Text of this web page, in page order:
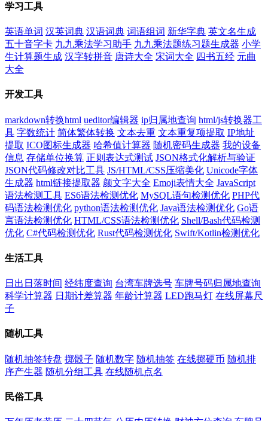
学习工具
英语单词 汉英词典 汉语词典 词语组词 新华字典 英文名生成
五十音字卡 九九乘法学习助手 九九乘法题练习题生成器 小学
生计算题生成 汉字转拼音 唐诗大全 宋词大全 四书五经 元曲
大全
开发工具
markdown转换html ueditor编辑器 ip归属地查询 html/js转换器工
具 字数统计 简体繁体转换 文本去重 文本重复项提取 IP地址
提取 ICO图标生成器 哈希值计算器 随机密码生成器 我的设备
信息 存储单位换算 正则表达式测试 JSON格式化解析与验证
JSON代码修改对比工具 JS/HTML/CSS压缩美化 Unicode字体
生成器 html链接提取器 颜文字大全 Emoji表情大全 JavaScript
语法检测工具 ES6语法检测优化 MySQL语句检测优化 PHP代
码语法检测优化 python语法检测优化 Java语法检测优化 Go语
言语法检测优化 HTML/CSS语法检测优化 Shell/Bash代码检测
优化 C#代码检测优化 Rust代码检测优化 Swift/Kotlin检测优化
生活工具
日出日落时间 经纬度查询 台湾车牌选号 车牌号码归属地查询
科学计算器 日期计差算器 年龄计算器 LED跑马灯 在线屏幕尺
子
随机工具
随机抽签转盘 掷骰子 随机数字 随机抽签 在线掷硬币 随机排
序产生器 随机分组工具 在线随机点名
民俗工具